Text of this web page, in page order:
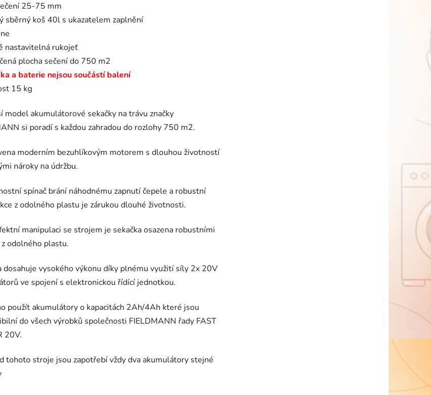
25-75 mm
sběrný koš 40l s ukazatelem zaplnění
nastavitelná rukojeť
plocha sečení do 750 m2
a baterie nejsou součástí balení
15 kg
model akumulátorové sekačky na trávu značky
si poradí s každou zahradou do rozlohy 750 m2.
moderním bezuhlíkovým motorem s dlouhou životností
nároky na údržbu.
spínač brání náhodnému zapnutí čepele a robustní
z odolného plastu je zárukou dlouhé životnosti.
manipulaci se strojem je sekačka osazena robustními
odolného plastu.
dosahuje vysokého výkonu díky plnému využití síly 2x 20V
ve spojení s elektronickou řídící jednotkou.
použít akumulátory o kapacitách 2Ah/4Ah které jsou
do všech výrobků společnosti FIELDMANN řady FAST
20V.
tohoto stroje jsou zapotřebí vždy dva akumulátory stejné